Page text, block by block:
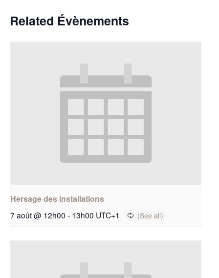
Related Évènements
Hersage des installations
7 août @ 12h00 - 13h00 UTC+1